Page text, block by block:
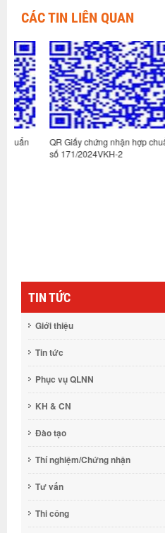
CÁC TIN LIÊN QUAN
QR Giấy chứng nhận hợp chuẩn
số 171/2024VKH-2
TIN TỨC
Giới thiệu
Tin tức
Phục vụ QLNN
KH & CN
Đào tạo
Thí nghiệm/Chứng nhận
Tư vấn
Thi công